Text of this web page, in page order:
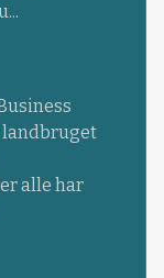
landbruget
alle har